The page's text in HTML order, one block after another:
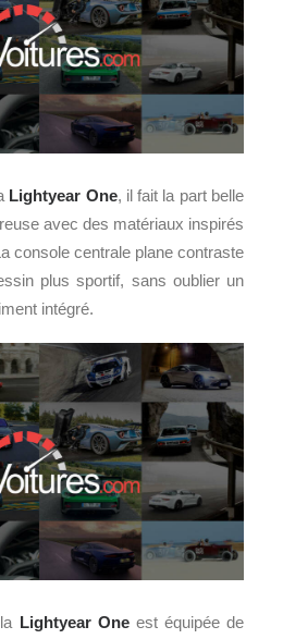
Lightyear One, il fait la part belle
avec des matériaux inspirés
console centrale plane contraste
plus sportif, sans oublier un
intégré.
Lightyear Oneest équipée de